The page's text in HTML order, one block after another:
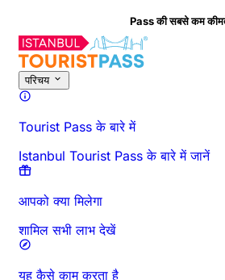
Pass की सबसे कम कीमतें!
परिचय
Tourist Pass के बारे में
Istanbul Tourist Pass के बारे में जानें
आपको क्या मिलेगा
शामिल सभी लाभ देखें
यह कैसे काम करता है
अवलोकन समय और अवधि